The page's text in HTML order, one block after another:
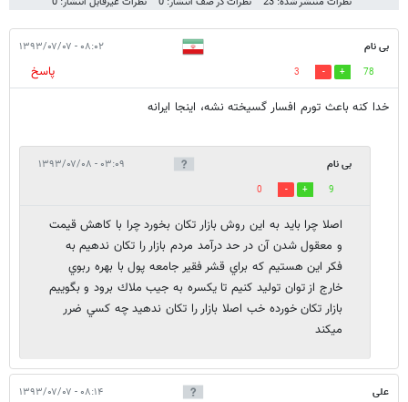
بی نام ۰۸:۰۲ - ۱۳۹۳/۰۷/۰۷
78
3
پاسخ
خدا كنه باعث تورم افسار گسيخته نشه، اينجا ايرانه
بی نام ۰۳:۰۹ - ۱۳۹۳/۰۷/۰۸
9
0
اصلا چرا بايد به اين روش بازار تكان بخورد چرا با كاهش قيمت
و معقول شدن آن در حد درآمد مردم بازار را تكان ندهيم به
فكر اين هستيم كه براي قشر فقير جامعه پول با بهره ربوي
خارج از توان توليد كنيم تا يكسره به جيب ملاك برود و بگوييم
بازار تكان خورده خب اصلا بازار را تكان ندهيد چه كسي ضرر
ميكند
علی ۰۸:۱۴ - ۱۳۹۳/۰۷/۰۷